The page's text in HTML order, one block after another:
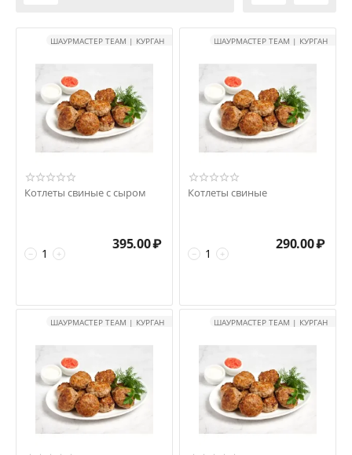
ШАУРМАСТЕР TEAM | КУРГАН
Котлеты свиные с сыром
+
−
395.00₽
ШАУРМАСТЕР TEAM | КУРГАН
Котлеты свиные
+
−
290.00₽
ШАУРМАСТЕР TEAM | КУРГАН ШАУРМАСТЕР TEAM | КУРГАН